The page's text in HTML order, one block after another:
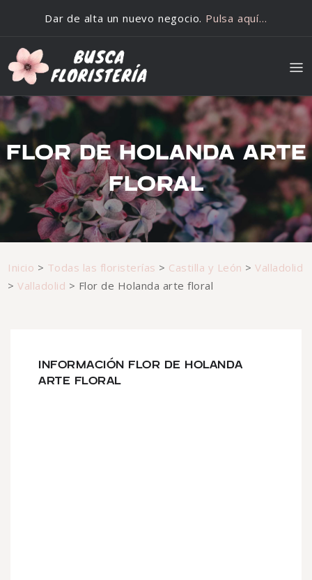
Dar de alta un nuevo negocio. Pulsa aquí…
FLOR DE HOLANDA ARTE
FLORAL
Inicio > Todas las floristerías > Castilla y León >Valladolid
>Valladolid > Flor de Holanda arte floral
INFORMACIÓN FLOR DE HOLANDA
ARTE FLORAL